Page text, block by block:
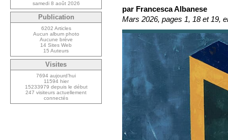
par Francesca Albanese
Mars 2026, pages 1, 18 et 19,
samedi 8 août 2026
Publication
6202 Articles
Aucun album photo
Aucune brève
14 Sites Web
15 Auteurs
Visites
7694 aujourd’hui
11594 hier
15233979 depuis le début
247 visiteurs actuellement
connectés